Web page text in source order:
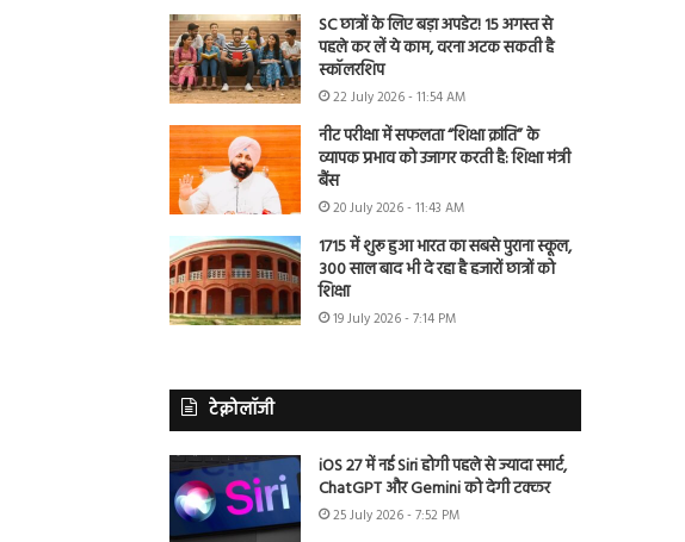
SC छात्रों के लिए बड़ा अपडेट! 15 अगस्त से
पहले कर लें ये काम, वरना अटक सकती है
स्कॉलरशिप
22 July 2026 - 11:54 AM
नीट परीक्षा में सफलता “शिक्षा क्रांति” के
व्यापक प्रभाव को उजागर करती है: शिक्षा मंत्री
बैंस
20 July 2026 - 11:43 AM
1715 में शुरू हुआ भारत का सबसे पुराना स्कूल,
300 साल बाद भी दे रहा है हजारों छात्रों को
शिक्षा
19 July 2026 - 7:14 PM
टेक्नोलॉजी
iOS 27 में नई Siri होगी पहले से ज्यादा स्मार्ट,
ChatGPT और Gemini को देगी टक्कर
25 July 2026 - 7:52 PM